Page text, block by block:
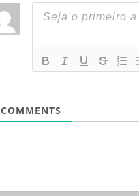
COMMENTS